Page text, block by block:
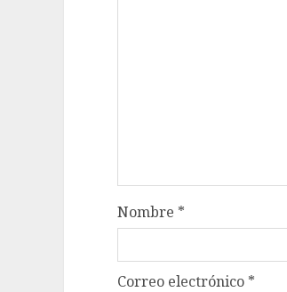
Nombre *
Correo electrónico *